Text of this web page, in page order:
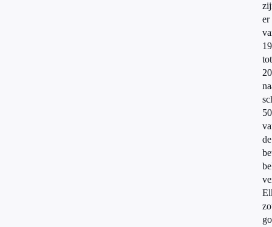
er
tot
de